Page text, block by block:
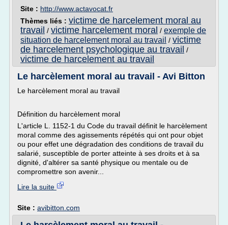
Site : http://www.actavocat.fr
Thèmes liés : victime de harcelement moral au
travail / victime harcelement moral / exemple de
situation de harcelement moral au travail / victime
de harcelement psychologique au travail /
victime de harcelement au travail
Le harcèlement moral au travail - Avi Bitton
Le harcèlement moral au travail
Définition du harcèlement moral
L'article L. 1152-1 du Code du travail définit le harcèlement
moral comme des agissements répétés qui ont pour objet
ou pour effet une dégradation des conditions de travail du
salarié, susceptible de porter atteinte à ses droits et à sa
dignité, d'altérer sa santé physique ou mentale ou de
compromettre son avenir...
Lire la suite
Site : avibitton.com